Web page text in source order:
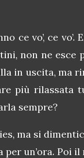
ce vo’, ce vo’.
non ne esce
in uscita, ma
più rilassata
sempre?
ma si
un’ora. Poi